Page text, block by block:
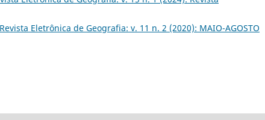
Eletrônica de Geografia: v. 11 n. 2 (2020): MAIO-AGOSTO